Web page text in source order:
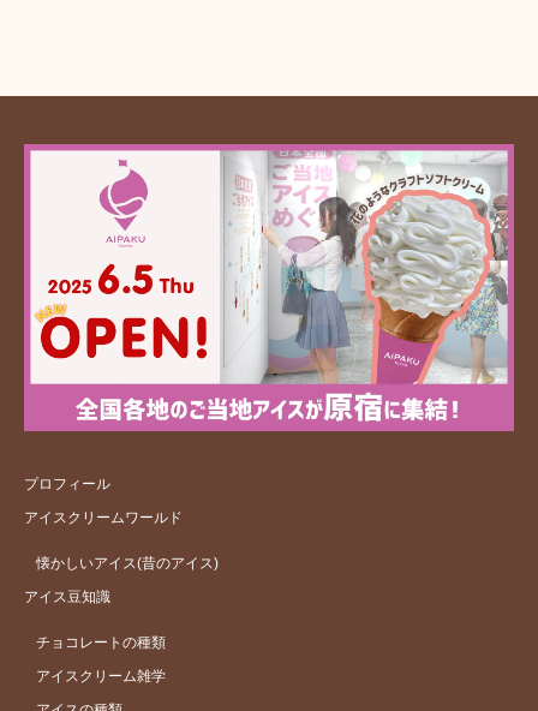
プロフィール
アイスクリームワールド
懐かしいアイス(昔のアイス)
アイス豆知識
チョコレートの種類
アイスクリーム雑学